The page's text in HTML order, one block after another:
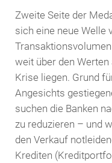
Zweite Seite der
sich eine neue Welle
weit über den
Krise liegen. Grund
Angesichts
suchen die Banken
zu reduzieren – und
den Verkauf
Krediten